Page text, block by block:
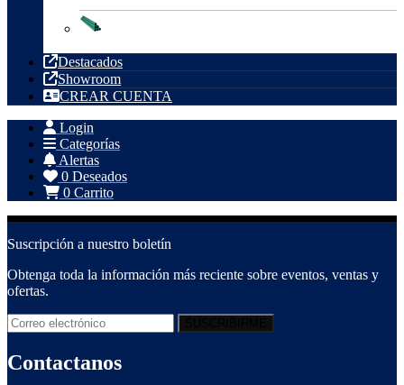
Destacados
Showroom
CREAR CUENTA
Login
Categorías
Alertas
0 Deseados
0 Carrito
Suscripción a nuestro boletín
Obtenga toda la información más reciente sobre eventos, ventas y
ofertas.
Contactanos